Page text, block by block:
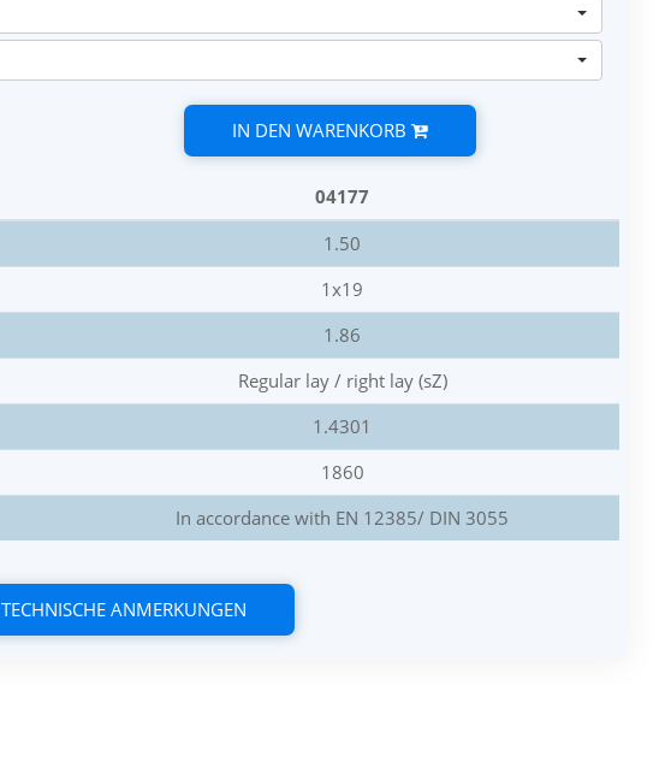
IN DEN WARENKORB
04177
1.50
1x19
1.86
Regular lay / right lay (sZ)
1.4301
1860
In accordance with EN 12385/ DIN 3055
TECHNISCHE ANMERKUNGEN